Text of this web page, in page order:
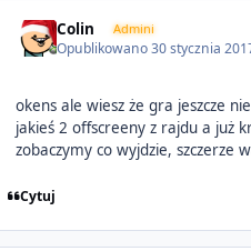
Colin Admini
Opublikowano30 stycznia
okens ale wiesz że gra jeszcze
jakieś 2 offscreeny z rajdu a już
zobaczymy co wyjdzie, szczerze
Cytuj